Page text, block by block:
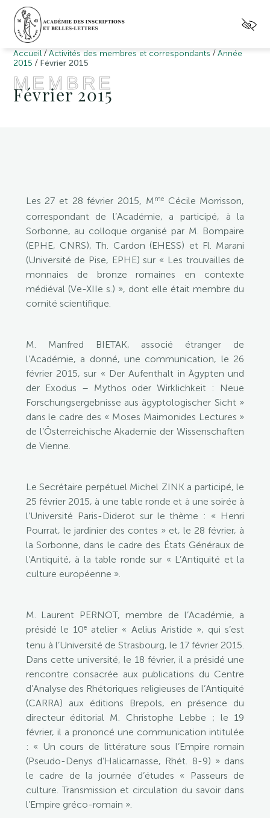
Accueil /Activités des membres et correspondants /Année
2015 / Février 2015
MEMBRE
Février 2015
Les 27 et 28 février 2015, MmeCécile Morrisson,
correspondant de l’Académie, a participé, à la
Sorbonne, au colloque organisé par M. Bompaire
(EPHE, CNRS), Th. Cardon (EHESS) et Fl. Marani
(Université de Pise, EPHE) sur « Les trouvailles de
monnaies de bronze romaines en contexte
médiéval (Ve-XIIe s.) », dont elle était membre du
comité scientifique.
M. Manfred BIETAK, associé étranger de
l’Académie, a donné, une communication, le 26
février 2015, sur « Der Aufenthalt in Ägypten und
der Exodus – Mythos oder Wirklichkeit : Neue
Forschungsergebnisse aus ägyptologischer Sicht »
dans le cadre des « Moses Maimonides Lectures »
de l’Österreichische Akademie der Wissenschaften
de Vienne.
Le Secrétaire perpétuel Michel ZINK a participé, le
25 février 2015, à une table ronde et à une soirée à
l’Université Paris-Diderot sur le thème : « Henri
Pourrat, le jardinier des contes » et, le 28 février, à
la Sorbonne, dans le cadre des États Généraux de
l’Antiquité, à la table ronde sur « L’Antiquité et la
culture européenne ».
M. Laurent PERNOT, membre de l’Académie, a
présidé le 10eatelier « Aelius Aristide », qui s’est
tenu à l’Université de Strasbourg, le 17 février 2015.
Dans cette université, le 18 février, il a présidé une
rencontre consacrée aux publications du Centre
d’Analyse des Rhétoriques religieuses de l’Antiquité
(CARRA) aux éditions Brepols, en présence du
directeur éditorial M. Christophe Lebbe ; le 19
février, il a prononcé une communication intitulée
: « Un cours de littérature sous l’Empire romain
(Pseudo-Denys d’Halicarnasse, Rhét. 8-9) » dans
le cadre de la journée d’études « Passeurs de
culture. Transmission et circulation du savoir dans
l’Empire gréco-romain ».